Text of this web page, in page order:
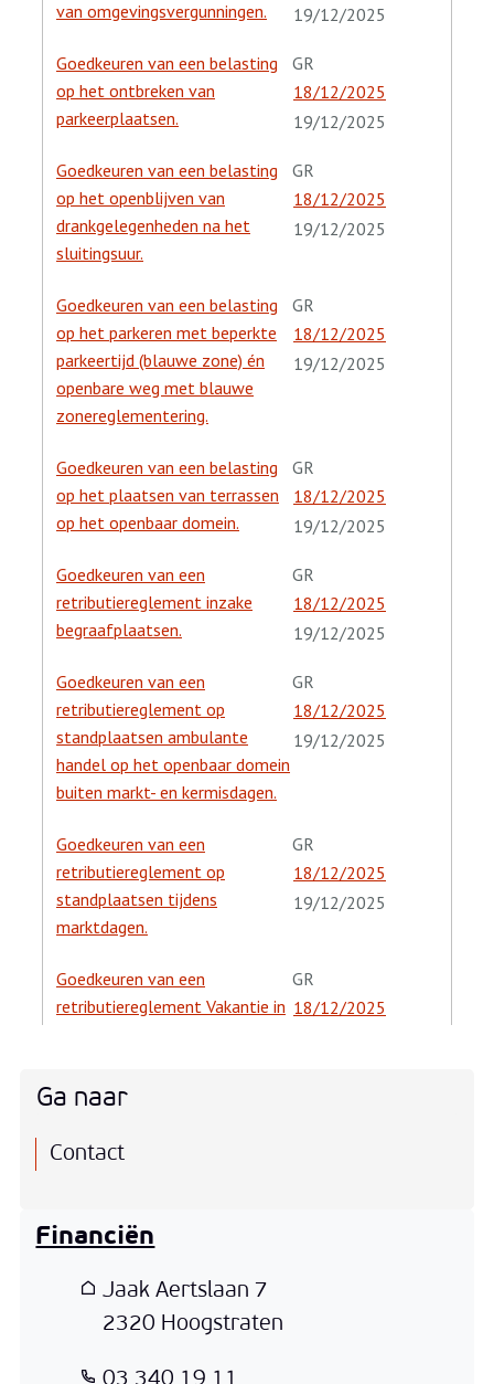
Ga naar
Contact
Financiën
Adres Jaak Aertslaan 7
,2320 Hoogstraten
03 340 19 11